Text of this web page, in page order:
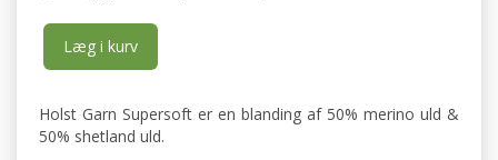
Læg i kurv
Holst Garn Supersoft er en blanding af 50% merino uld &
50% shetland uld.